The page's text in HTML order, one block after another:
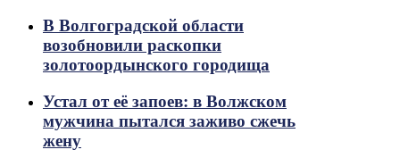
В Волгоградской области
возобновили раскопки
золотоордынского городища
Устал от её запоев: в Волжском
мужчина пытался заживо сжечь
жену